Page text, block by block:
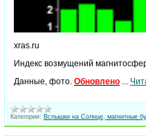
xras.ru
Индекс возмущений
Данные, фото. Обновлено
Категория: Вспышки на Солнце, магнитные